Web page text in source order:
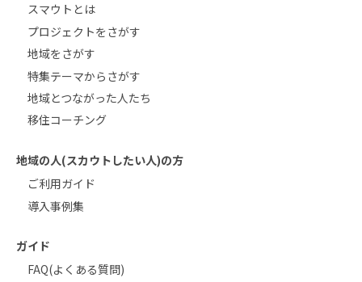
スマウトとは
プロジェクトをさがす
地域をさがす
特集テーマからさがす
地域とつながった人たち
移住コーチング
地域の人(スカウトしたい人)の方
ご利用ガイド
導入事例集
ガイド
FAQ(よくある質問)